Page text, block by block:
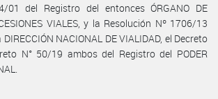
01 del Registro del entonces ÓRGANO DE
VIALES, y la Resolución Nº 1706/13
NACIONAL DE VIALIDAD, el Decreto
N° 50/19 ambos del Registro del PODER